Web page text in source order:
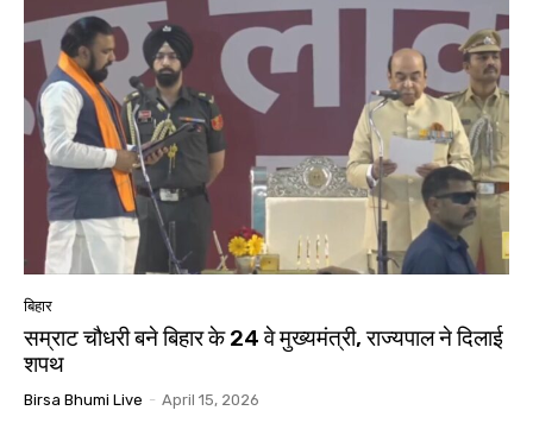
बिहार
सम्राट चौधरी बने बिहार के 24 वे मुख्यमंत्री, राज्यपाल ने दिलाई
शपथ
Birsa Bhumi Live - April 15, 2026